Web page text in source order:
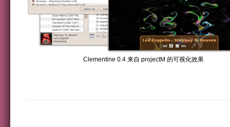
Clementine 0.4 来自 projectM 的可视化效果